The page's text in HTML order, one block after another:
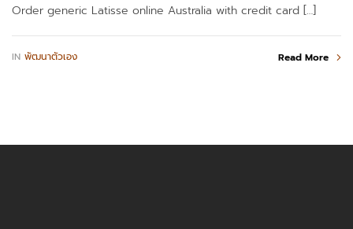
Order generic Latisse online Australia with credit card […]
IN พัฒนาตัวเอง Read More